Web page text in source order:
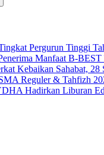
Pergurun Tinggi
Manfaat B-
Kebaikan Sahabat,
Reguler & Tahfizh
Hadirkan Liburan